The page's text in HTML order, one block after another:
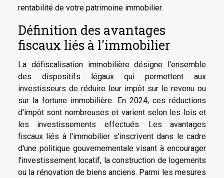
rentabilité de votre patrimoine immobilier.
Définition des avantages
fiscaux liés à l'immobilier
La défiscalisation immobilière désigne l'ensemble
des dispositifs légaux qui permettent aux
investisseurs de réduire leur impôt sur le revenu ou
sur la fortune immobilière. En 2024, ces réductions
d'impôt sont nombreuses et varient selon les lois et
les investissements effectués. Les avantages
fiscaux liés à l'immobilier s'inscrivent dans le cadre
d'une politique gouvernementale visant à encourager
l'investissement locatif, la construction de logements
ou la rénovation de biens anciens. Parmi les mesures